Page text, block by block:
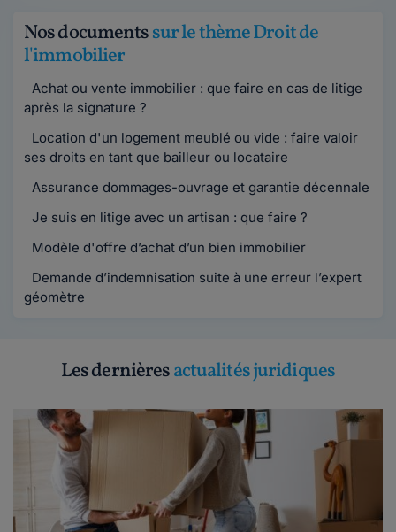
Nos documentssur le thème Droit de
l'immobilier
Achat ou vente immobilier : que faire en cas de litige
après la signature ?
Location d'un logement meublé ou vide : faire valoir
ses droits en tant que bailleur ou locataire
Assurance dommages-ouvrage et garantie décennale
Je suis en litige avec un artisan : que faire ?
Modèle d'offre d’achat d’un bien immobilier
Demande d’indemnisation suite à une erreur l’expert
géomètre
Les dernièresactualités juridiques